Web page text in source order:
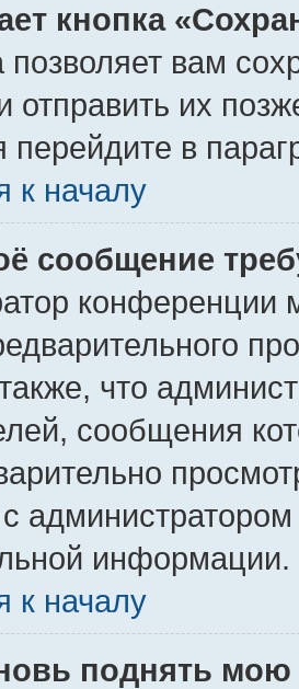
кнопка
позволяет вам
отправить их
в
к началу
сообщение
конференции
что
сообщения
информации.
к началу
поднять мою